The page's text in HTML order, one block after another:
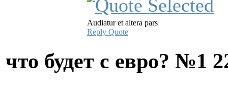
Audiatur et altera pars
Reply Quote
что будет с евро? №1